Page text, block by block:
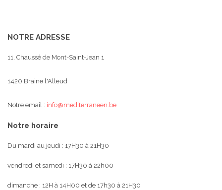
NOTRE ADRESSE
11, Chaussé de Mont-Saint-Jean 1
1420 Braine l'Alleud
Notre email : info@mediterraneen.be
Notre horaire
Du mardi au jeudi : 17H30 à 21H30
vendredi et samedi : 17H30 à 22h00
dimanche : 12H à 14H00 et de 17h30 à 21H30